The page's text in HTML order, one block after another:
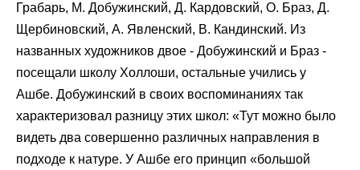
Грабарь, М. Добужинский, Д. Кардовский, О. Браз, Д.
Щербиновский, А. Явленский, В. Кандинский. Из
названных художников двое - Добужинский и Браз -
посещали школу Холлоши, остальные учились у
Ашбе. Добужинский в своих воспоминаниях так
характеризовал разницу этих школ: «Тут можно было
видеть два совершенно различных направления в
подходе к натуре. У Ашбе его принцип «большой